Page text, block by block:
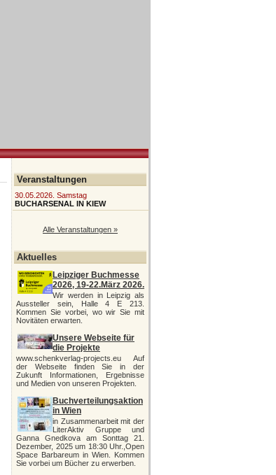
Veranstaltungen
30.05.2026. Samstag
BUCHARSENAL IN KIEW
Alle Veranstaltungen »
Aktuelles
Leipziger Buchmesse
2026, 19-22.März 2026.
Wir werden in Leipzig als
Aussteller sein, Halle 4 E 213.
Kommen Sie vorbei, wo wir Sie mit
Novitäten erwarten.
Unsere Webseite für
die Projekte
www.schenkverlag-projects.eu Auf
der Webseite finden Sie in der
Zukunft Informationen, Ergebnisse
und Medien von unseren Projekten.
Buchverteilungsaktion
in Wien
in Zusammenarbeit mit der
LiterAktiv Gruppe und
Ganna Gnedkova am Sonttag 21.
Dezember, 2025 um 18:30 Uhr.,Open
Space Barbareum in Wien. Kommen
Sie vorbei um Bücher zu erwerben.